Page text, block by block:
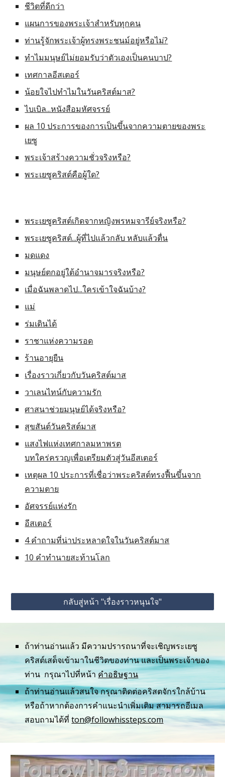
ชีวิตที่ดีกว่า
แผนการของพระเจ้าสำหรับทุกคน
ท่านรู้จักพระเจ้าผู้ทรงพระชนม์อยู่หรือไม่?
ทำไมมนุษย์ไม่ยอมรับว่าตัวเองเป็นคนบาป?
เทศกาลอีสเตอร์
น้อยใจไปทำไมในวันคริสต์มาส?
ไบเบิล...หนังสือมหัศจรรย์
ผล 10 ประการของการเป็นขึ้นจากความตายของพระ
เยซู
พระเจ้าสร้างความชั่วจริงหรือ?
พระเยซูคริสต์คือผู้ใด?
พระเยซูคริสต์เกิดจากหญิงพรหมจารีย์จริงหรือ?
พระเยซูคริสต์...ผู้ที่ไปแล้วกลับ หลับแล้วตื่น
มดแดง
มนุษย์ตกอยู่ใต้อำนาจมารจริงหรือ?
เมื่อฉันพลาดไป...ใครเข้าใจฉันบ้าง?
แม่
ร่มเดินได้
ราชาแห่งความรอด
ร้านอายุยืน
เรื่องราวเกี่ยวกับวันคริสต์มาส
วาเลนไทน์กับความรัก
ศาสนาช่วยมนุษย์ได้จริงหรือ?
สุขสันต์วันคริสต์มาส
แสงไฟแห่งเทศกาลมหาพรต
บทใคร่ครวญเพื่อเตรียมตัวสู่วันอีสเตอร์
เหตุผล 10 ประการที่เชื่อว่าพระคริสต์ทรงฟื้นขึ้นจาก
ความตาย
อัศจรรย์แห่งรัก
อีสเตอร์
4 คำถามที่น่าประหลาดใจในวันคริสต์มาส
10 คำทำนายสะท้านโลก
กลับสู่หน้า "เรื่องราวหนุนใจ"
ถ้าท่านอ่านแล้ว มีความปรารถนาที่จะเชิญพระเยซู
คริสต์เสด็จเข้ามาในชีวิตของท่าน และเป็นพระเจ้าของ
ท่าน กรุณาไปที่หน้าคำอธิษฐาน
ถ้าท่านอ่านแล้วสนใจ กรุณาติดต่อคริสตจักรใกล้บ้าน
หรือถ้าหากต้องการคำแนะนำเพิ่มเติม สามารถอีเมล
สอบถามได้ที่ton@followhissteps.com